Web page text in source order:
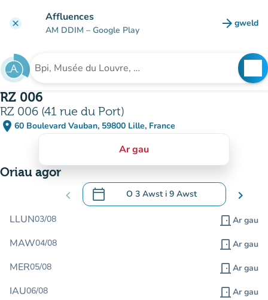
clear Affluences
AM DDIM – Google Play arrow_forward gweld
(tab
Chwilio am sefydliad
RZ 006
RZ 006 (41 rue du Port)
place 60 Boulevard Vauban, 59800 Lille, France
(agor yn Google Maps)
(tab newydd)
Ar gau
Oriau agor
chevron_left calendar_today O 3 Awst i 9 Awst
.Agor y calendr i newid dyddiadau chevron_right
LLUN03/08 door_front Ar gau
MAW04/08 door_front Ar gau
MER05/08 door_front Ar gau
IAU06/08 door_front Ar gau